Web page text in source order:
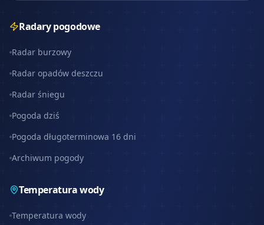
Radary pogodowe
Radar burzowy
Radar opadów deszczu
Radar śniegu
Pogoda dziś
Pogoda długoterminowa 16 dni
Archiwum pogody
Temperatura wody
Temperatura wody